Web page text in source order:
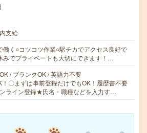
支給
働く○コツコツ作業○駅チカでアクセス良好で
みでプライベートも大切にできます！…
/ ブランクOK / 英語力不要
〇まずは事前登録だけでもOK！履歴書不要
ライン登録★氏名・職種などを入力す…